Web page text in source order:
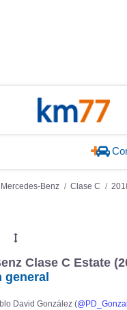
Mercedes-Benz Clase C
Clase C Estate
general
David González (